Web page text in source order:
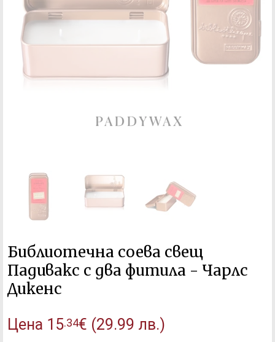
Библиотечна соева свещ
Падивакс с два фитила - Чарлс
Дикенс
Цена 15.34€ (29.99 лв.)